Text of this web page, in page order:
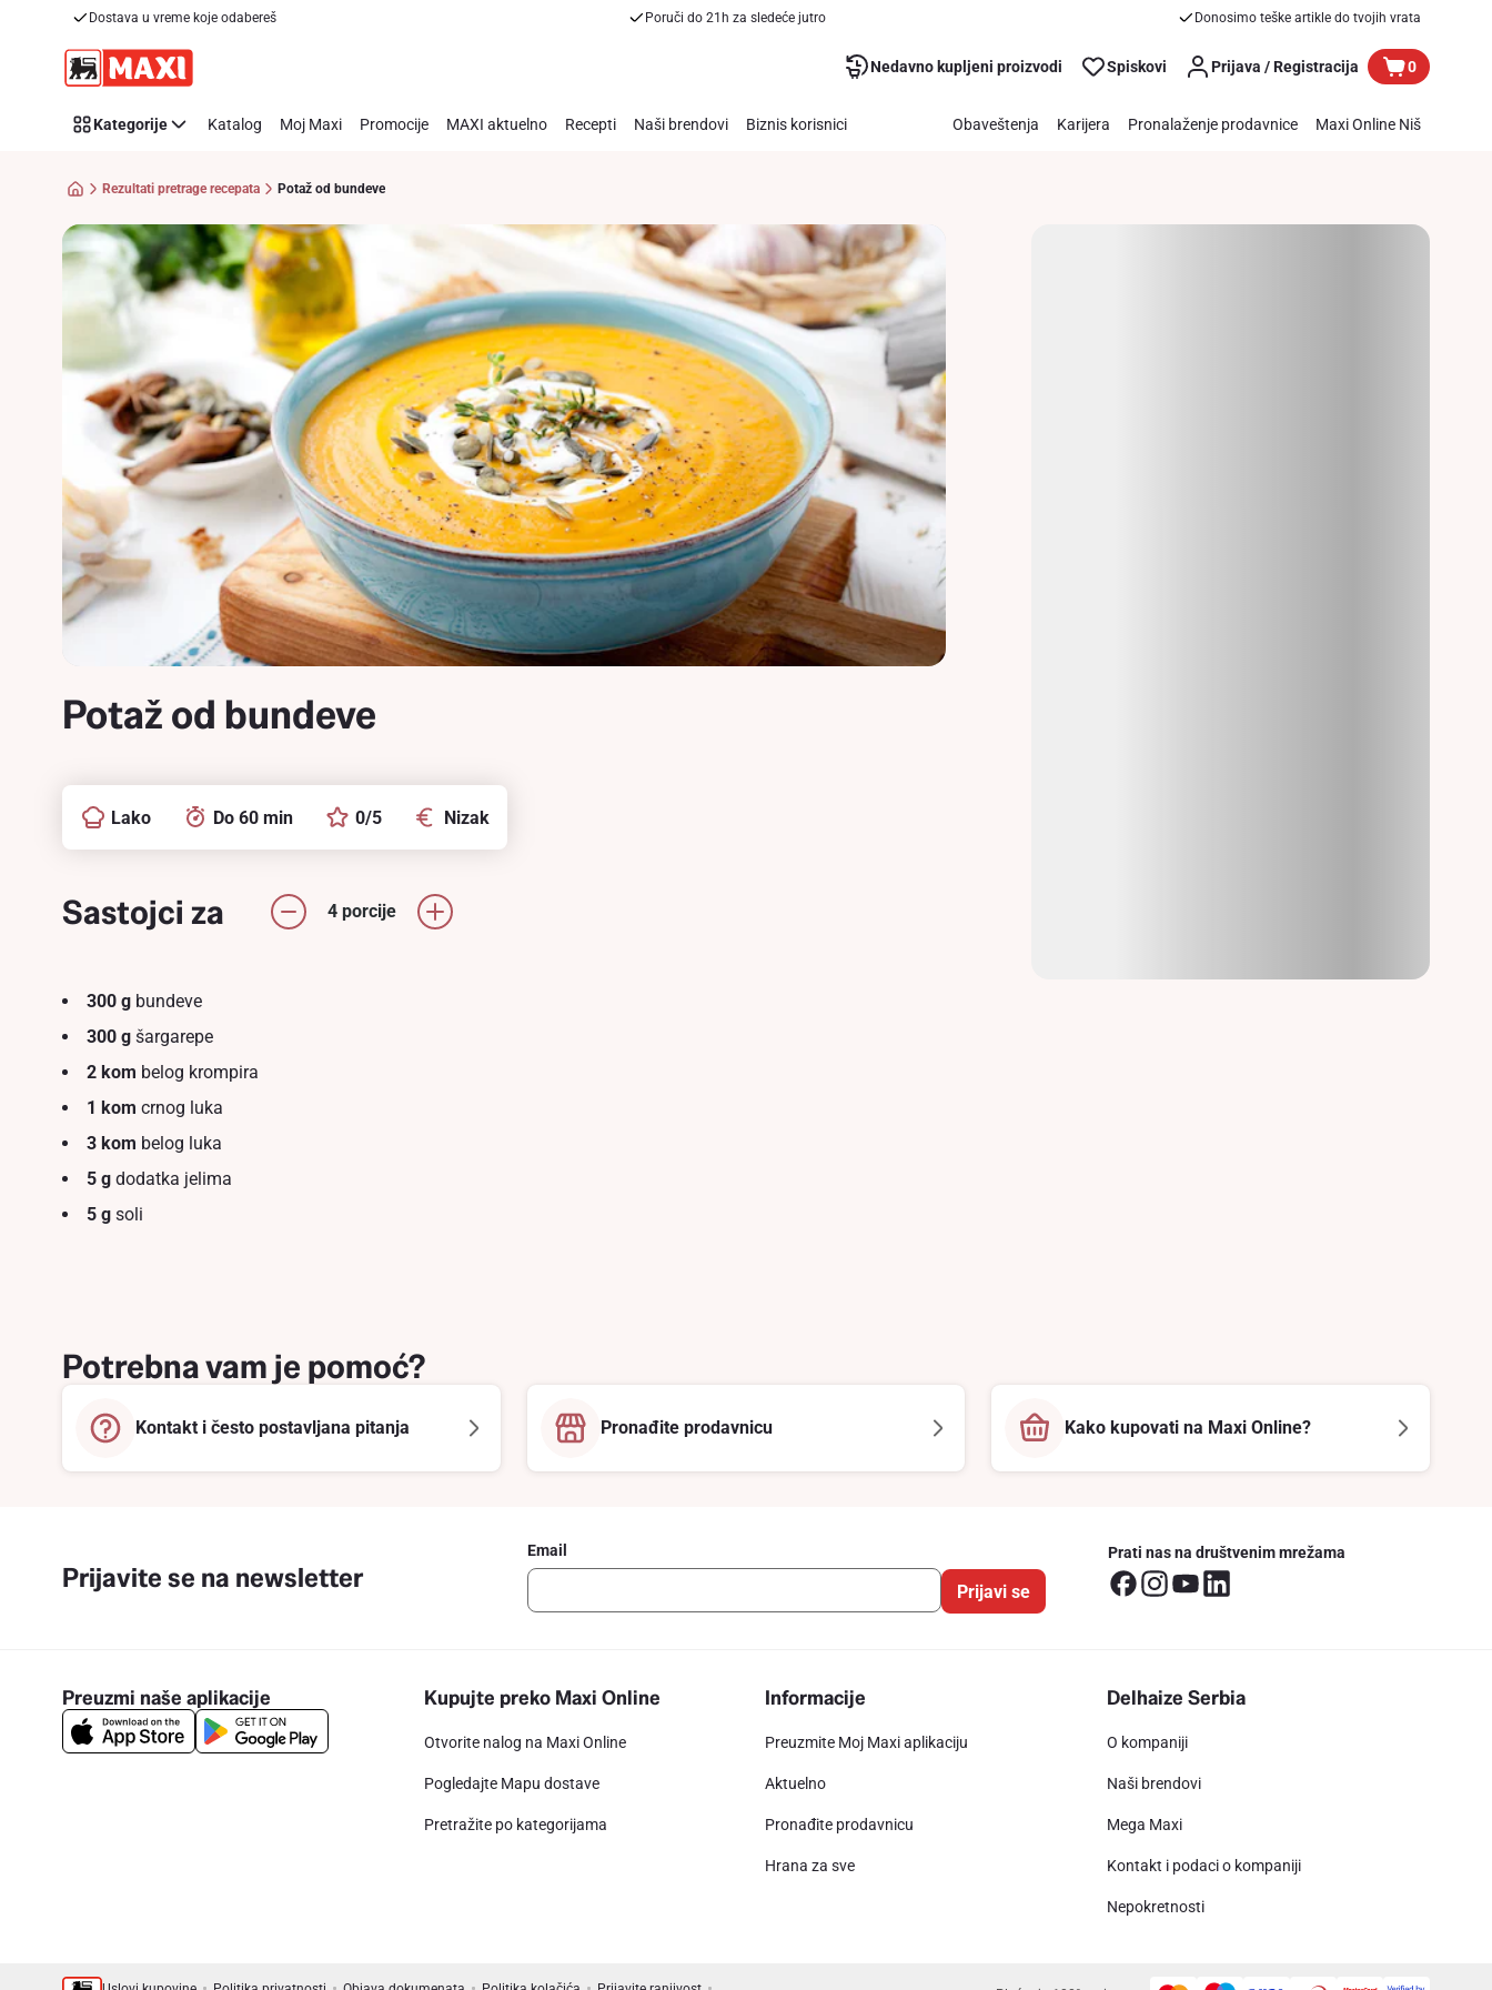
Dostava u vreme koje odabereš Poruči do 21h za sledeće jutro Donosimo teške artikle do tvojih vrata
Nedavno kupljeni proizvodi Spiskovi Prijava / Registracija 0
Kategorije Katalog Moj Maxi Promocije MAXI aktuelno Recepti Naši brendovi Biznis korisnici Obaveštenja Karijera Pronalaženje prodavnice Maxi Online Niš
Rezultati pretrage recepata Potaž od bundeve
Potaž od bundeve
Lako Do 60 min 0/5 Nizak
Sastojci za 4 porcije
300 g bundeve
300 g šargarepe
2 kom belog krompira
1 kom crnog luka
3 kom belog luka
5 g dodatka jelima
5 g soli
Potrebna vam je pomoć?
Kontakt i često postavljana pitanja Pronađite prodavnicu Kako kupovati na Maxi Online?
Prijavite se na newsletter
Email
Prijavi se
Prati nas na društvenim mrežama
Preuzmi naše aplikacije Kupujte preko Maxi Online
Otvorite nalog na Maxi Online
Pogledajte Mapu dostave
Pretražite po kategorijama
Informacije
Preuzmite Moj Maxi aplikaciju
Aktuelno
Pronađite prodavnicu
Hrana za sve
Delhaize Serbia
O kompaniji
Naši brendovi
Mega Maxi
Kontakt i podaci o kompaniji
Nepokretnosti